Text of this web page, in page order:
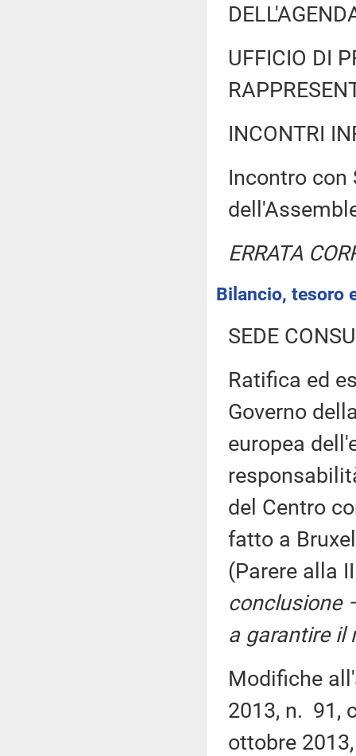
UFFICIO DI
INCONTRI
Incontro con
ERRATA
Bilancio, tesoro
SEDE
Ratifica ed
Governo
europea
del Centro
fatto a
(Parere alla
conclusione
a garantire il
Modifiche
2013, n. 91,
ottobre